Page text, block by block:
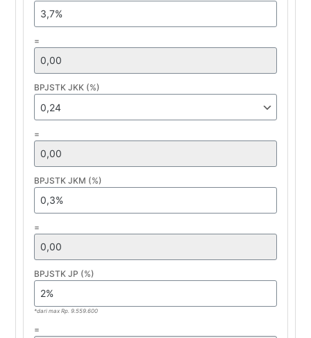
=
BPJSTK JKK (%)
=
BPJSTK JKM (%)
=
BPJSTK JP (%)
*dari max Rp. 9.559.600
=